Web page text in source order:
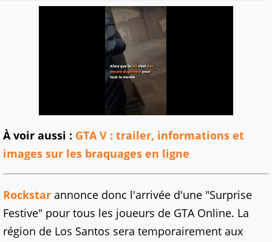
À voir aussi : GTA V : trailer, informations et
images sur les braquages en ligne
Rockstar annonce donc l'arrivée d'une "Surprise
Festive" pour tous les joueurs de GTA Online. La
région de Los Santos sera temporairement aux